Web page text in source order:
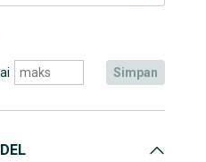
simpan